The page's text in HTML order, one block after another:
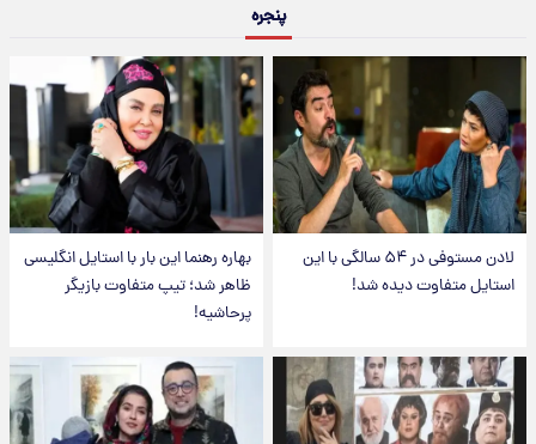
پنجره
لادن مستوفی در ۵۴ سالگی با این
استایل متفاوت دیده شد!
بهاره رهنما این بار با استایل انگلیسی
ظاهر شد؛ تیپ متفاوت بازیگر
پرحاشیه!